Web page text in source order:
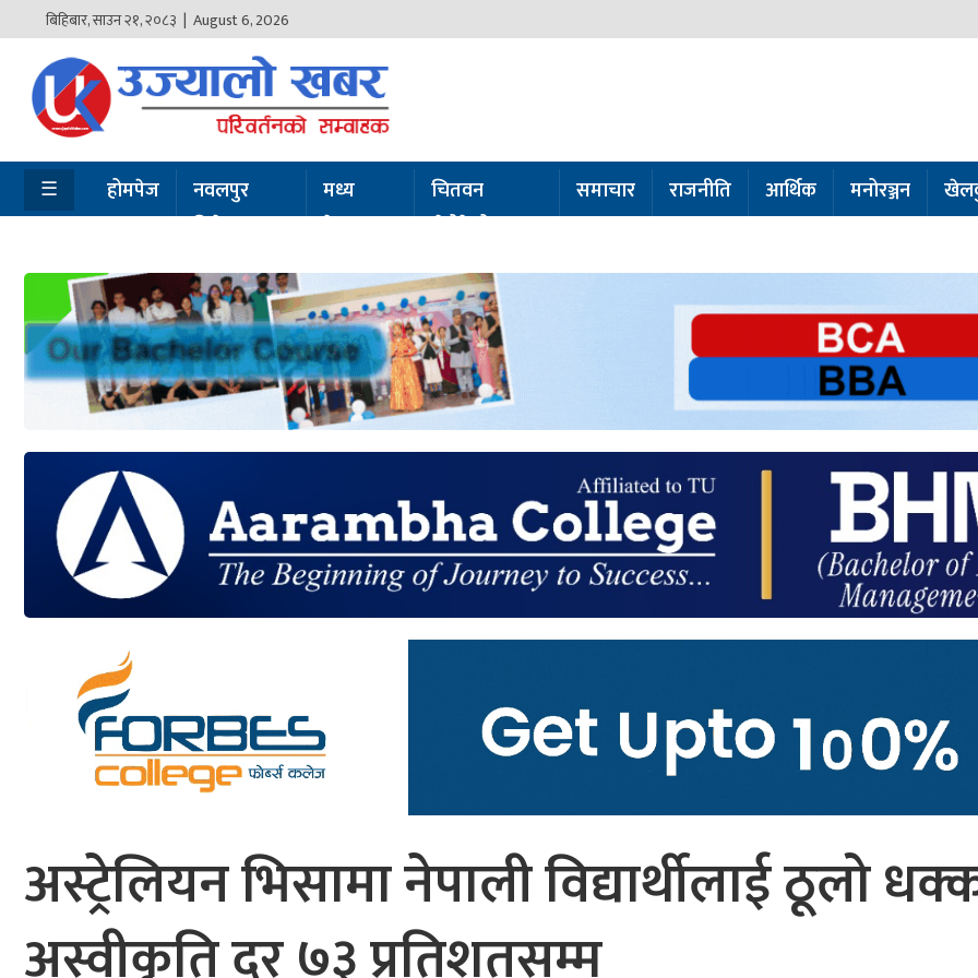
बिहिबार,साउन२१,२०८३ | August 6, 2026
होमपेज
नवलपुर
विशेष
चितवन
सेरोफेरो
राजनीति
आर्थिक
मनोरञ्जन
युनिकोड
☰ होमपेज
नवलपुर
विशेष
मध्य
नेपाल
चितवन
सेरोफेरो
समाचार राजनीति आर्थिक मनोरञ्जन
अस्ट्रेलियन भिसामा नेपाली विद्यार्थीलाई ठूलो